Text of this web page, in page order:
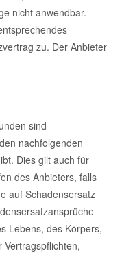
nicht anwendbar.
zu. Der Anbieter
sind
nachfolgenden
Dies gilt auch für
des Anbieters, falls
auf Schadensersatz
Lebens, des Körpers,